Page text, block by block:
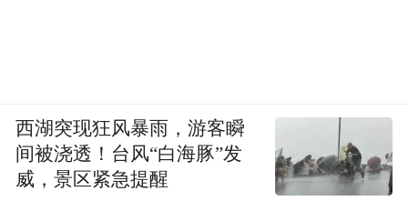
西湖突现狂风暴雨，游客瞬
间被浇透！台风“白海豚”发
威，景区紧急提醒